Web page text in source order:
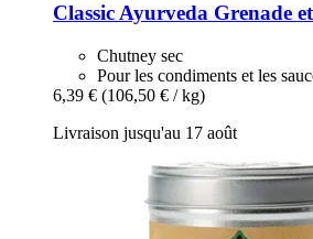
Classic Ayurveda Grenade
Chutney sec
Pour les condiments et les
6,39 € (106,50 € / kg)
Livraison jusqu'au 17 août